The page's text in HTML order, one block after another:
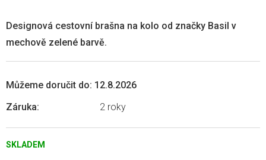
SKLADEM
Můžeme doručit do: 12.8.2026
Záruka: 2 roky
Designová cestovní brašna na kolo od značky Basil v
mechově zelené barvě.